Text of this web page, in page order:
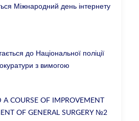
Міжнародний день інтернету
до Національної поліції
з вимогою
Амосової
A COURSE OF IMPROVEMENT
OF GENERAL SURGERY №2